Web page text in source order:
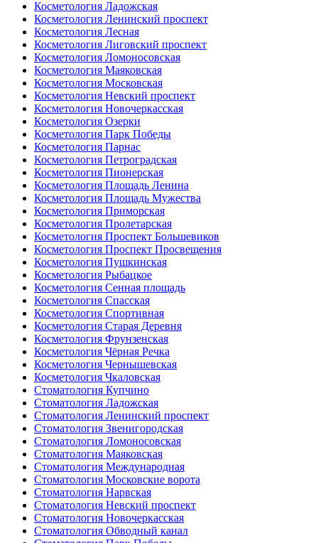
Косметология Ладожская
Косметология Ленинский проспект
Косметология Лесная
Косметология Лиговский проспект
Косметология Ломоносовская
Косметология Маяковская
Косметология Московская
Косметология Невский проспект
Косметология Новочеркасская
Косметология Озерки
Косметология Парк Победы
Косметология Парнас
Косметология Петроградская
Косметология Пионерская
Косметология Площадь Ленина
Косметология Площадь Мужества
Косметология Приморская
Косметология Пролетарская
Косметология Проспект Большевиков
Косметология Проспект Просвещения
Косметология Пушкинская
Косметология Рыбацкое
Косметология Сенная площадь
Косметология Спасская
Косметология Спортивная
Косметология Старая Деревня
Косметология Фрунзенская
Косметология Чёрная Речка
Косметология Чернышевская
Косметология Чкаловская
Стоматология Купчино
Стоматология Ладожская
Стоматология Ленинский проспект
Стоматология Звенигородская
Стоматология Ломоносовская
Стоматология Маяковская
Стоматология Международная
Стоматология Московские ворота
Стоматология Нарвская
Стоматология Невский проспект
Стоматология Новочеркасская
Стоматология Обводный канал